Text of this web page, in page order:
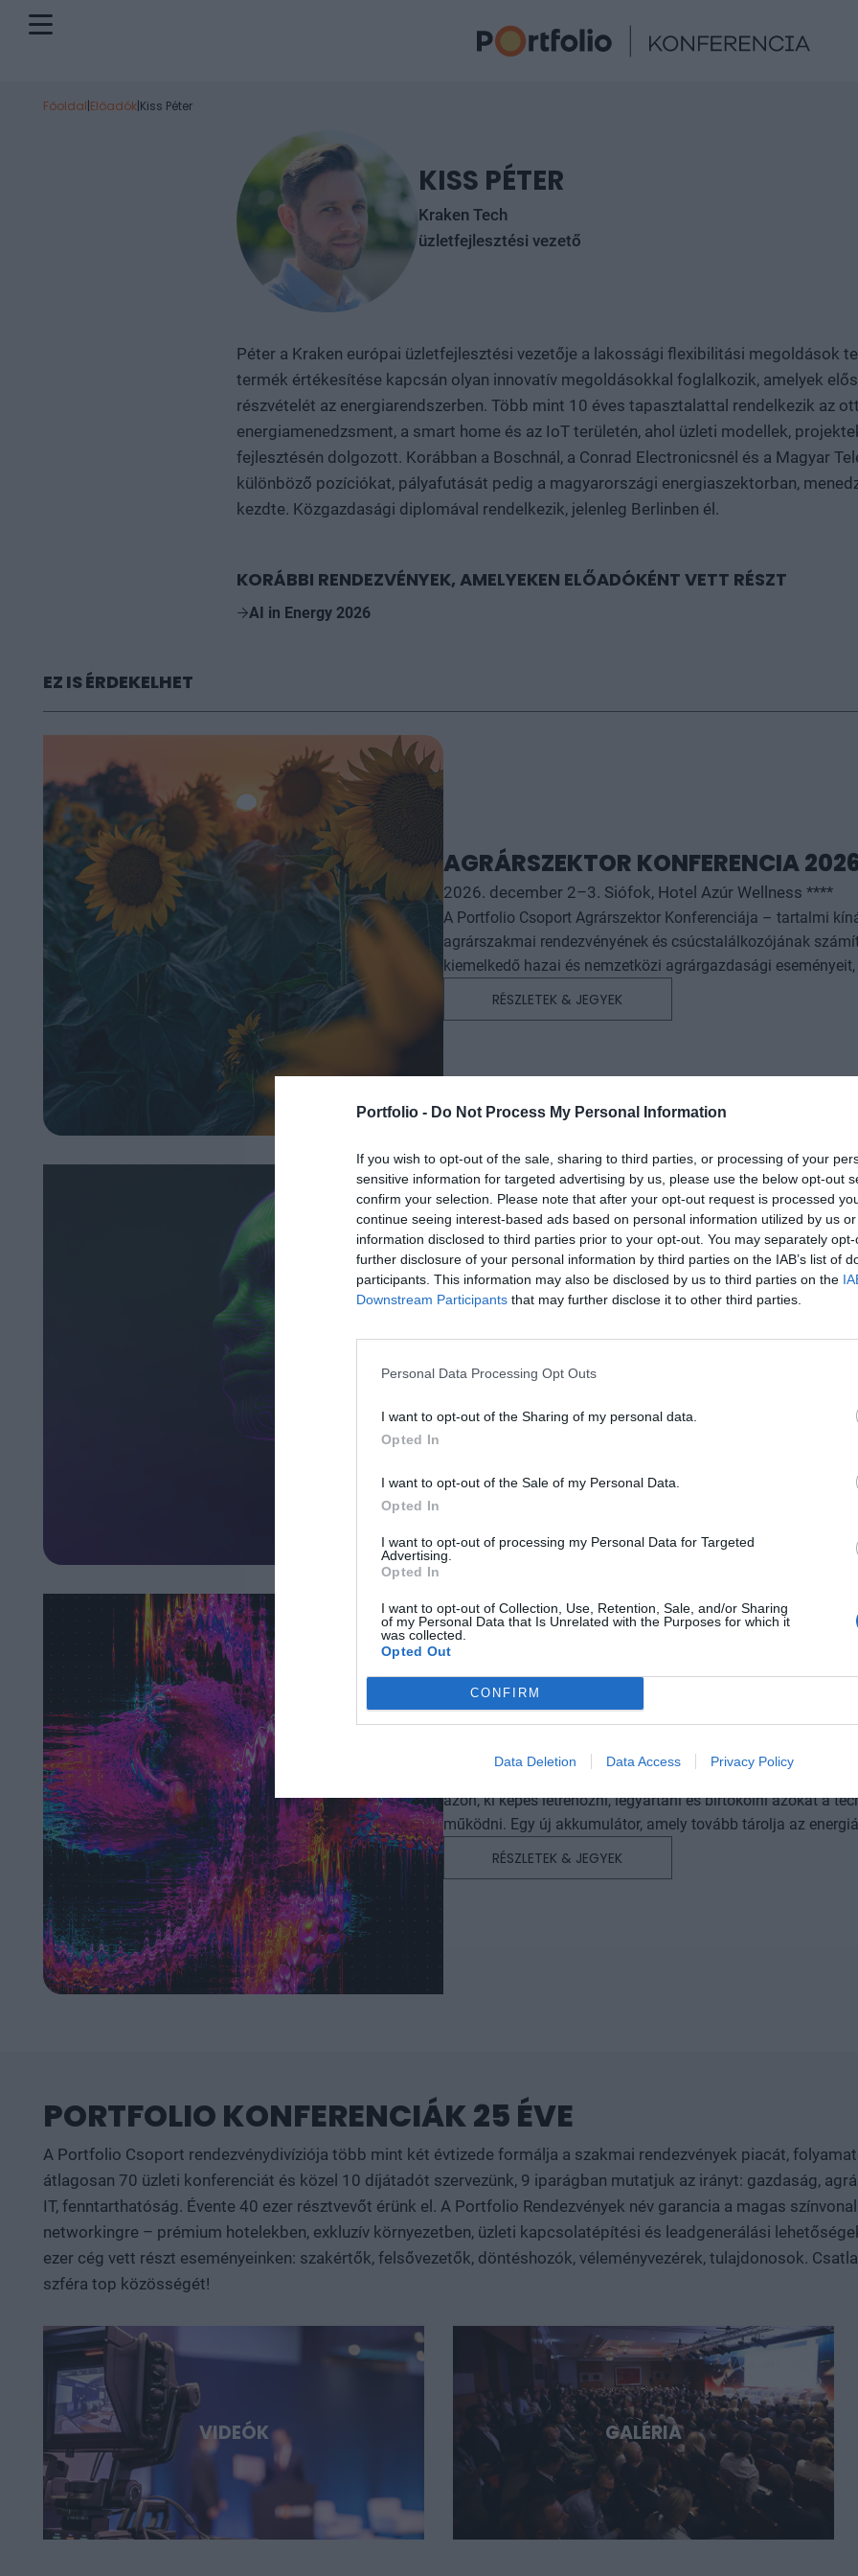
Portfolio - Do Not Process My Personal Information
If you wish to opt-out of the sale, sharing to third parties, or processing of your
sensitive information for targeted advertising by us, please use the below opt-out
confirm your selection. Please note that after your opt-out request is processed
continue seeing interest-based ads based on personal information utilized by us
information disclosed to third parties prior to your opt-out. You may separately
further disclosure of your personal information by third parties on the IAB’s list of
participants. This information may also be disclosed by us to third parties on the
Downstream Participants that may further disclose it to other third parties.
Personal Data Processing Opt Outs
I want to opt-out of the Sharing of my personal data.
Opted In
I want to opt-out of the Sale of my Personal Data.
Opted In
I want to opt-out of processing my Personal Data for Targeted
Advertising.
Opted In
I want to opt-out of Collection, Use, Retention, Sale, and/or Sharing
of my Personal Data that Is Unrelated with the Purposes for which it
was collected.
Opted Out
CONFIRM
Data Deletion Data Access Privacy Policy
Főoldal|Előadók|Kiss Péter
KISS PÉTER
Kraken Tech
üzletfejlesztési vezető
Péter a Kraken európai üzletfejlesztési vezetője a lakossági flexibilitási megoldások
termék értékesítése kapcsán olyan innovatív megoldásokkal foglalkozik, amelyek
részvételét az energiarendszerben. Több mint 10 éves tapasztalattal rendelkezik az
energiamenedzsment, a smart home és az IoT területén, ahol üzleti modellek,
fejlesztésén dolgozott. Korábban a Boschnál, a Conrad Electronicsnél és a Magyar
különböző pozíciókat, pályafutását pedig a magyarországi energiaszektorban,
kezdte. Közgazdasági diplomával rendelkezik, jelenleg Berlinben él.
KORÁBBI RENDEZVÉNYEK, AMELYEKEN ELŐADÓKÉNT VETT RÉSZT
AI in Energy 2026
EZ IS ÉRDEKELHET
AGRÁRSZEKTOR KONFERENCIA
2026. december 2–3. Siófok, Hotel Azúr Wellness ****
A Portfolio Csoport Agrárszektor Konferenciája – tartalmi
agrárszakmai rendezvényének és csúcstalálkozójának
kiemelkedő hazai és nemzetközi agrárgazdasági
agrárpiaci szereplők sikeres üzleti és beruházási
hasznos tájékoztatásul szolgálhatnak. Emellett a
finanszírozási és egyéb szolgáltatók – számára. A konferencia a tartalmas programkínálaton túl alkalmat teremt
a szakmai kapcsolatépítésre, a networkingre és az üzleti
kerekasztal-beszélgetések mellett pedig szórakoztató
kikapcsolódásához. A Portfolio Csoport az Agrárszektor Konferencián adja át tizenegy kategóriában azokat az évente
odaítélhető díjakat, amelyek az agrárium legkiemelkedőbb
szolgálnak. A díjakat az agrárium legmeghatározóbb
benyújtott pályázatai alapján.
RÉSZLETEK & JEGYEK
AI & DIGITAL TRANSFORMATION
Elképesztő ütemben digitalizálódik az életünk és ezzel
megszűnnek, a fiókokba, személyes ügyintézésre csak a
órában kommunikálunk, ügyeket intézünk. Ám most a
feje tetejére állítja az AI-forradalom, és az agentic AI trend.
elképzelhetetlen sebességet és rendkívüli hatékonyságbeli
megnyert munkaórákkal és a megspórolt munkaerővel? A
válaszokat keresünk és adunk!
RÉSZLETEK & JEGYEK
DEEP TECH 2026
2026. november 18. Radisson Blu Béke Hotel
A következő évtizedek technológiai versenye nem azon dől
azon, ki képes létrehozni, legyártani és birtokolni azokat a
működni. Egy új akkumulátor, amely tovább tárolja az energiát. Egy anyag, amely könnyebb, erősebb vagy olcsóbban
előállítható a korábbiaknál. Egy gyógyszer vagy
mérnöki felismerésből piacképes vállalat, majd exportképes
tengerében, hanem hasznosítható tudássá, vállalattá és ipari képességgé váljon.
robotikáról, a biotech- és medtech-megoldásokról, az
és dual-use fejlesztésekről. Konkrét esettanulmányokon
nagy technológiai lehetőségek, és milyen szerepet vállalhat bennük
Döntéshozói fórum azoknak, akik időben akarnak
sztorijaiba.
RÉSZLETEK & JEGYEK
PORTFOLIO KONFERENCIÁK 25 ÉVE
A Portfolio Csoport rendezvénydivíziója több mint két évtizede formálja a szakmai rendezvények piacát,
átlagosan 70 üzleti konferenciát és közel 10 díjátadót szervezünk, 9 iparágban mutatjuk az irányt: gazdaság,
IT, fenntarthatóság. Évente 40 ezer résztvevőt érünk el. A Portfolio Rendezvények név garancia a magas
networkingre – prémium hotelekben, exkluzív környezetben, üzleti kapcsolatépítési és leadgenerálási
ezer cég vett részt eseményeinken: szakértők, felsővezetők, döntéshozók, véleményvezérek, tulajdonosok.
szféra top közösségét!
VIDEÓK GALÉRIA